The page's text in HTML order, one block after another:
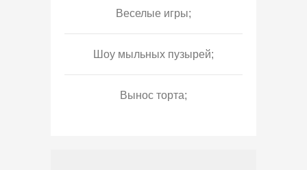
Веселые игры;
Шоу мыльных пузырей;
Вынос торта;